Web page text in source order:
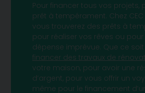
Pour financer tous vos projets,
prêt à tempérament. Chez CEC
vous trouverez des prêts à
pour réaliser vos rêves ou
dépense imprévue. Que ce
financer des travaux de
votre maison, pour avoir une
d’argent, pour vous offrir un
même pour le financement